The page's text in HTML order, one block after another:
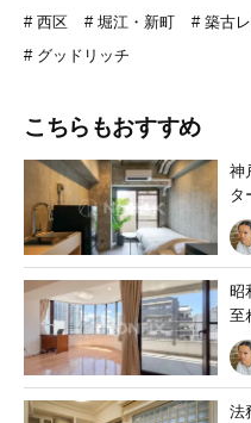
西区
堀江・新町 築古
グッドリッチ
こちらもおすすめ
神
タ
昭
至
法